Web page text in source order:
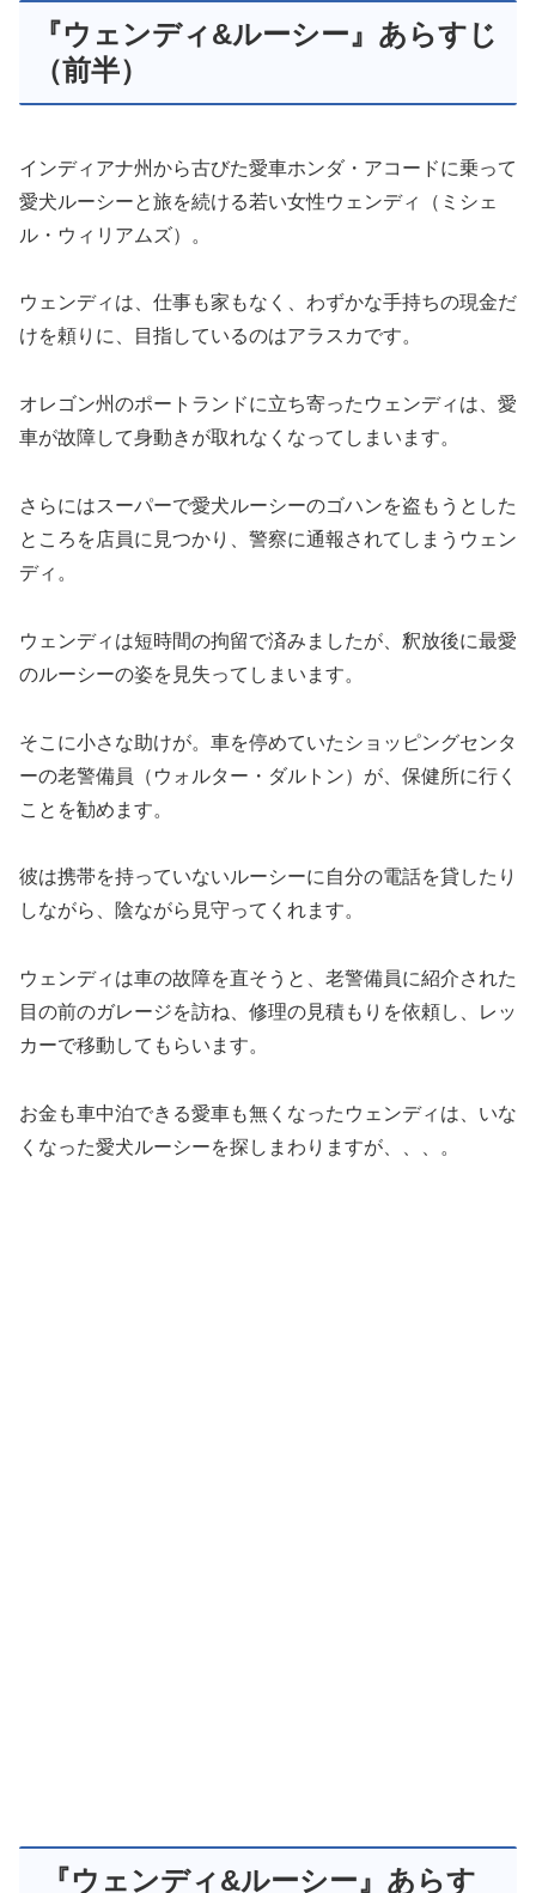
『ウェンディ&ルーシー』あらすじ
（前半）
インディアナ州から古びた愛車ホンダ・アコードに乗って
愛犬ルーシーと旅を続ける若い女性ウェンディ（ミシェ
ル・ウィリアムズ）。
ウェンディは、仕事も家もなく、わずかな手持ちの現金だ
けを頼りに、目指しているのはアラスカです。
オレゴン州のポートランドに立ち寄ったウェンディは、愛
車が故障して身動きが取れなくなってしまいます。
さらにはスーパーで愛犬ルーシーのゴハンを盗もうとした
ところを店員に見つかり、警察に通報されてしまうウェン
ディ。
ウェンディは短時間の拘留で済みましたが、釈放後に最愛
のルーシーの姿を見失ってしまいます。
そこに小さな助けが。車を停めていたショッピングセンタ
ーの老警備員（ウォルター・ダルトン）が、保健所に行く
ことを勧めます。
彼は携帯を持っていないルーシーに自分の電話を貸したり
しながら、陰ながら見守ってくれます。
ウェンディは車の故障を直そうと、老警備員に紹介された
目の前のガレージを訪ね、修理の見積もりを依頼し、レッ
カーで移動してもらいます。
お金も車中泊できる愛車も無くなったウェンディは、いな
くなった愛犬ルーシーを探しまわりますが、、、。
『ウェンディ&ルーシー』あらす